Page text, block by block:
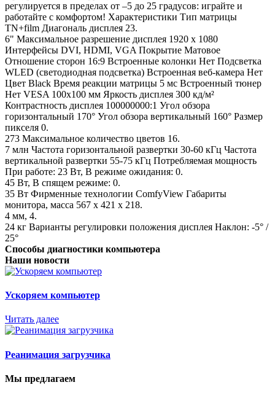
регулируется в пределах от –5 до 25 градусов: играйте и
работайте с комфортом! Характеристики Тип матрицы
TN+film Диагональ дисплея 23.
6" Максимальное разрешение дисплея 1920 x 1080
Интерфейсы DVI, HDMI, VGA Покрытие Матовое
Отношение сторон 16:9 Встроенные колонки Нет Подсветка
WLED (светодиодная подсветка) Встроенная веб-камера Нет
Цвет Black Время реакции матрицы 5 мс Встроенный тюнер
Нет VESA 100х100 мм Яркость дисплея 300 кд/м²
Контрастность дисплея 100000000:1 Угол обзора
горизонтальный 170° Угол обзора вертикальный 160° Размер
пикселя 0.
273 Максимальное количество цветов 16.
7 млн Частота горизонтальной развертки 30-60 кГц Частота
вертикальной развертки 55-75 кГц Потребляемая мощность
При работе: 23 Вт, В режиме ожидания: 0.
45 Вт, В спящем режиме: 0.
35 Вт Фирменные технологии ComfyView Габариты
монитора, масса 567 x 421 x 218.
4 мм, 4.
24 кг Варианты регулировки положения дисплея Наклон: -5° /
25°
Способы диагностики компьютера
Наши новости
Ускоряем компьютер
Читать далее
Реанимация загрузчика
Мы предлагаем